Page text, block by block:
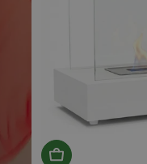
Aggiungi Al